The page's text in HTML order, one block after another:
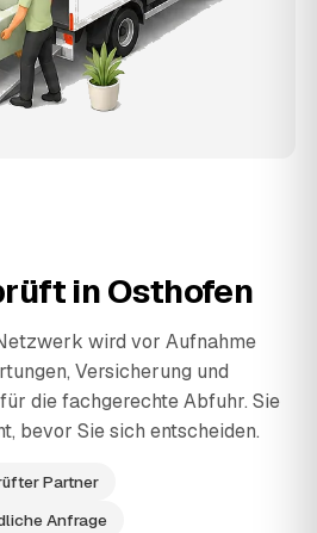
inOsthofen
wird vor Aufnahme
Versicherung und
die fachgerechte Abfuhr. Sie
bevor Sie sich entscheiden.
Partner
Anfrage